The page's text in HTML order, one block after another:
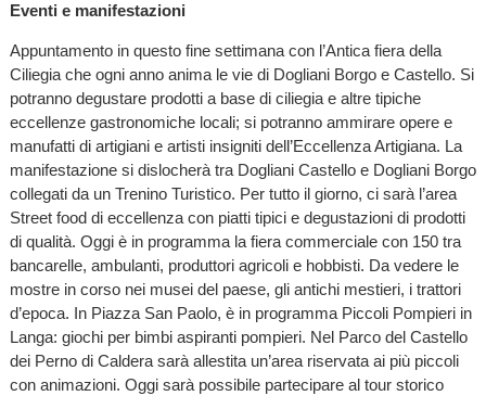
Eventi e manifestazioni
Appuntamento in questo fine settimana con l’Antica fiera della
Ciliegia che ogni anno anima le vie di Dogliani Borgo e Castello. Si
potranno degustare prodotti a base di ciliegia e altre tipiche
eccellenze gastronomiche locali; si potranno ammirare opere e
manufatti di artigiani e artisti insigniti dell’Eccellenza Artigiana. La
manifestazione si dislocherà tra Dogliani Castello e Dogliani Borgo
collegati da un Trenino Turistico. Per tutto il giorno, ci sarà l’area
Street food di eccellenza con piatti tipici e degustazioni di prodotti
di qualità. Oggi è in programma la fiera commerciale con 150 tra
bancarelle, ambulanti, produttori agricoli e hobbisti. Da vedere le
mostre in corso nei musei del paese, gli antichi mestieri, i trattori
d’epoca. In Piazza San Paolo, è in programma Piccoli Pompieri in
Langa: giochi per bimbi aspiranti pompieri. Nel Parco del Castello
dei Perno di Caldera sarà allestita un’area riservata ai più piccoli
con animazioni. Oggi sarà possibile partecipare al tour storico